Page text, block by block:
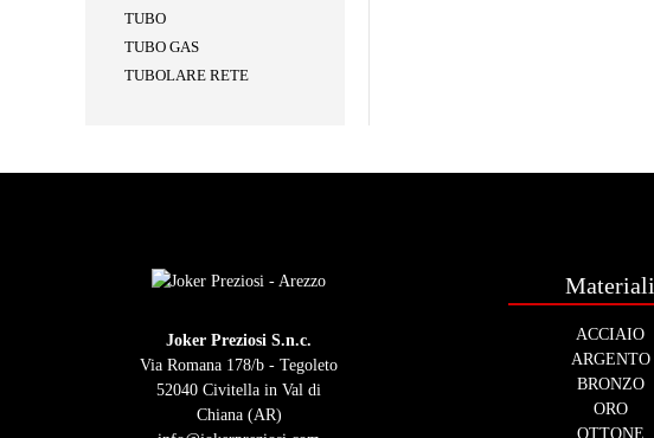
TUBO
TUBO GAS
TUBOLARE RETE
Joker Preziosi S.n.c.
Via Romana 178/b - Tegoleto
52040 Civitella in Val di
Chiana (AR)
Materiali
ACCIAIO
ARGENTO
BRONZO
ORO
OTTONE